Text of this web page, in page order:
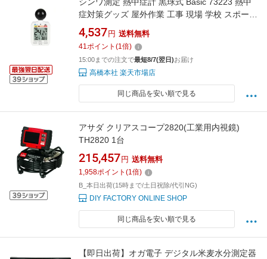
シンワ測定 熱中症計 黒球式 Basic 73223 熱中
症対策グッズ 屋外作業 工事 現場 学校 スポーツ
イベント WBGT値 搭載 熱中症警戒
4,537 円 送料無料
41ポイント (1倍)
15:00までの注文で最短8/7(翌日)お届け
高橋本社 楽天市場店
同じ商品を安い順で見る
アサダ クリアスコープ2820(工業用内視鏡)
TH2820 1台
215,457 円 送料無料
1,958ポイント (1倍)
B_本日出荷(15時まで/土日祝除/代引NG)
DIY FACTORY ONLINE SHOP
同じ商品を安い順で見る
【即日出荷】オガ電子 デジタル米麦水分測定器